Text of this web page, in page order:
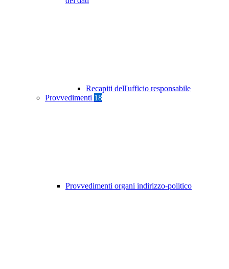
Recapiti dell'ufficio responsabile
Provvedimenti 18
Provvedimenti organi indirizzo-politico